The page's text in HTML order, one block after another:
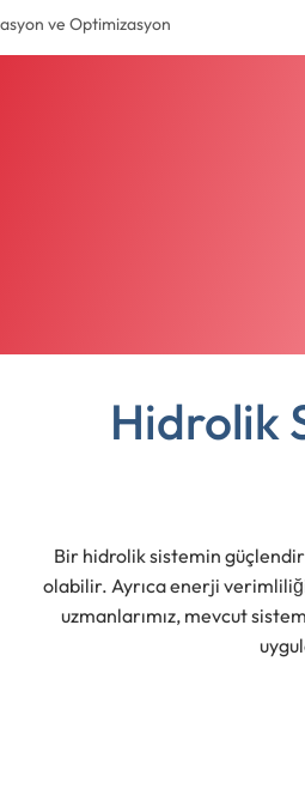
ve Optimizasyon
Hidrolik
Bir hidrolik sistemin
olabilir. Ayrıca enerji
uzmanlarımız, mevcut